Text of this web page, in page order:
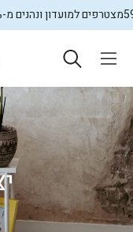
מצטרפים למועדון ונהנים מ-10% הנחה בהזמנה הראשונה